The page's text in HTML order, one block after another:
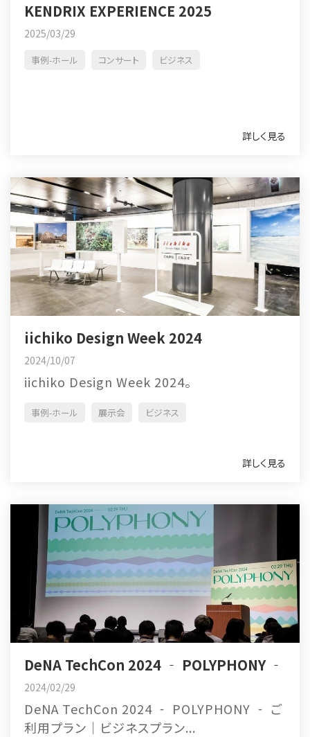
KENDRIX EXPERIENCE 2025
2025/03/29
事例-ホール コンサート ビジネス
詳しく見る
iichiko Design Week 2024
2024/10/07
iichiko Design Week 2024。
事例-ホール 展示会 ビジネス
詳しく見る
DeNA TechCon 2024 ‐ POLYPHONY ‐
2024/02/29
DeNA TechCon 2024 ‐ POLYPHONY ‐ ご
利用プラン｜ビジネスプラン...